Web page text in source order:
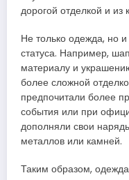
дорогой отделкой и из
Не только одежда, но
статуса. Например,
материалу и
более сложной
предпочитали более
события или при
дополняли свои
металлов или камней.
Таким образом,